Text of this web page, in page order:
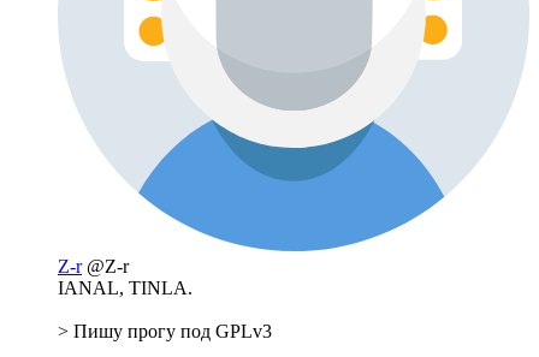
Z-r @Z-r
IANAL, TINLA.
> Пишу прогу под GPLv3